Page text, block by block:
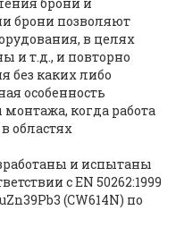
брони позволяют
в целях
и т.д., и повторно
без каких либо
особенность
когда работа
областях
и испытаны
с EN 50262:1999
(CW614N) по